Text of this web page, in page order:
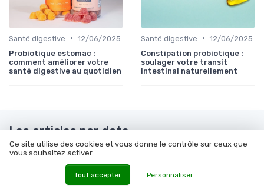
Santé digestive • 12/06/2025
Probiotique estomac :
comment améliorer votre
santé digestive au quotidien
Santé digestive • 12/06/2025
Constipation probiotique :
soulager votre transit
intestinal naturellement
Les articles par date
Janvier 2024
Ce site utilise des cookies et vous donne le contrôle sur ceux que
vous souhaitez activer
Tout accepter Personnaliser